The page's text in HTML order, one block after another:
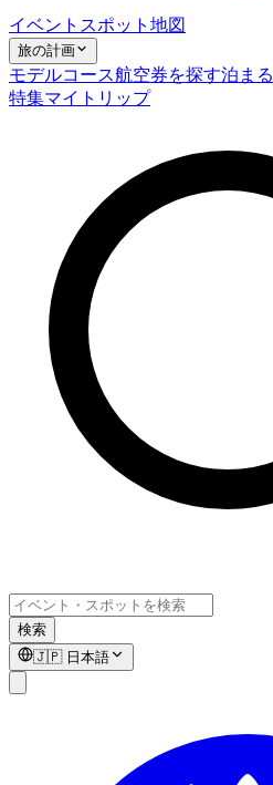
イベント スポット 地図
旅の計画
モデルコース航空券を探す泊まる
特集マイトリップ
検索
🇯🇵 日本語